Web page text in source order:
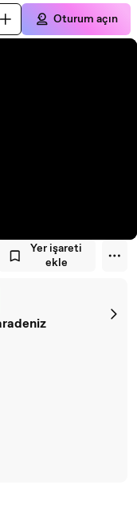
Oturum açın
Yer işareti
ekle